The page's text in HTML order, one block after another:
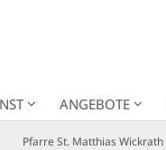
ANGEBOTE
Pfarre St. Matthias Wickrath